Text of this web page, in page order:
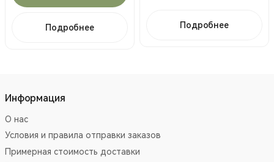
Подробнее Подробнее
Информация
О нас
Условия и правила отправки заказов
Примерная стоимость доставки